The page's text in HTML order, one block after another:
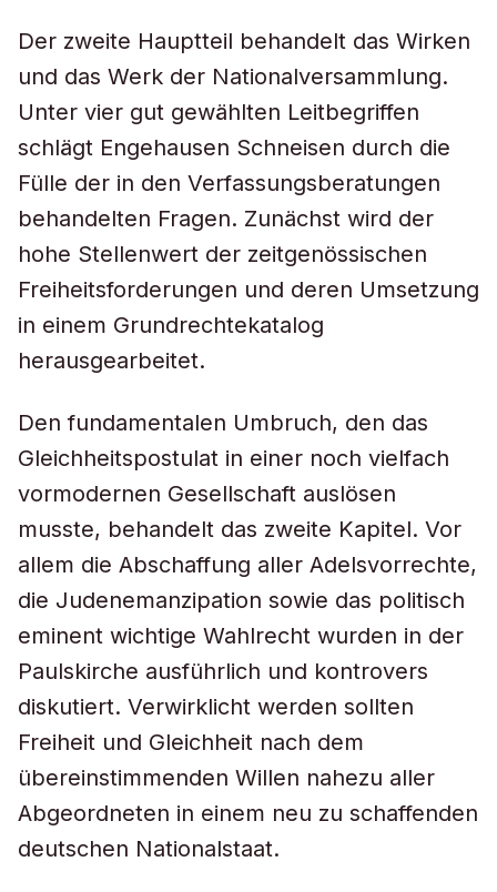
Der zweite Hauptteil behandelt das Wirken
und das Werk der Nationalversammlung.
Unter vier gut gewählten Leitbegriffen
schlägt Engehausen Schneisen durch die
Fülle der in den Verfassungsberatungen
behandelten Fragen. Zunächst wird der
hohe Stellenwert der zeitgenössischen
Freiheitsforderungen und deren Umsetzung
in einem Grundrechtekatalog
herausgearbeitet.
Den fundamentalen Umbruch, den das
Gleichheitspostulat in einer noch vielfach
vormodernen Gesellschaft auslösen
musste, behandelt das zweite Kapitel. Vor
allem die Abschaffung aller Adelsvorrechte,
die Judenemanzipation sowie das politisch
eminent wichtige Wahlrecht wurden in der
Paulskirche ausführlich und kontrovers
diskutiert. Verwirklicht werden sollten
Freiheit und Gleichheit nach dem
übereinstimmenden Willen nahezu aller
Abgeordneten in einem neu zu schaffenden
deutschen Nationalstaat.